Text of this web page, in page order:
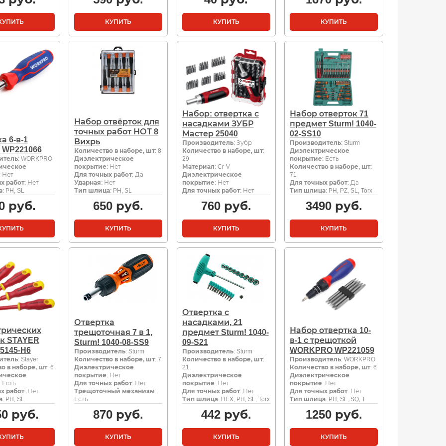
КУПИТЬ КУПИТЬ КУПИТЬ
6-в-1
: WORKPRO
Нет
работ: Нет
: PH, SL
руб.
Набор отвёрток для
точных работ НОТ 8
Вихрь
Количество в наборе, шт: 8
Диэлектрическое
покрытие: Нет
Для точных работ: Да
Ударная: Нет
Тип шлица: PH, SL
650 руб.
КУПИТЬ
Набор: отвертка с
насадками ЗУБР
Мастер 25040
Производитель: Зубр
Количество в наборе, шт:
29
Материал: Cr-V
Диэлектрическое
покрытие: Нет
Для точных работ: Нет
760руб.
КУПИТЬ
Набор отверток 71
предмет Sturm! 1040-
02-SS10
Производитель: Sturm
Диэлектрическое
покрытие: Есть
Количество в наборе, шт:
71
Для точных работ: Да
Тип шлица: PH, PZ, SL, Torx
3490руб.
КУПИТЬ
STAYER
H6
: Stayer
в наборе, шт: 6
Есть
работ: Нет
: PH, SL
руб.
Отвертка
трещоточная 7 в 1,
Sturm! 1040-08-SS9
Производитель: Sturm
Количество в наборе, шт: 7
Диэлектрическое
покрытие: Нет
Для точных работ: Нет
Трещоточный механизм:
Есть
870 руб.
КУПИТЬ
Отвертка с
насадками, 21
предмет Sturm! 1040-
09-S21
Производитель: Sturm
Количество в наборе, шт:
21
Диэлектрическое
покрытие: Нет
Для точных работ: Нет
Тип шлица: HEX, PH, SL, Torx
442руб.
КУПИТЬ
Набор отвертка 10-
в-1 с трещоткой
WORKPRO WP221059
Производитель: WORKPRO
Количество в наборе, шт: 6
Диэлектрическое
покрытие: Нет
Для точных работ: Нет
Тип шлица: PH, SL, SQ, T
1250руб.
КУПИТЬ